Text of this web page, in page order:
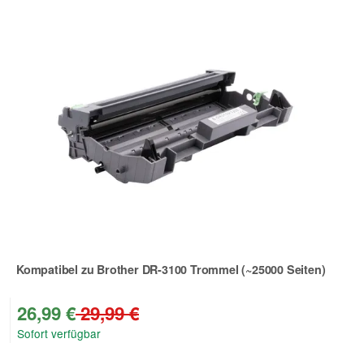
Kompatibel zu Brother DR-3100 Trommel (~25000 Seiten)
Zur Artikelbewertung
26,99 €29,99 €
Sofort verfügbar